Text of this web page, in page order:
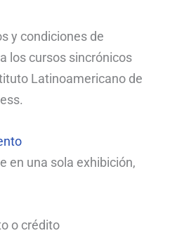
y condiciones de
los cursos sincrónicos
Latinoamericano de
en una sola exhibición,
o crédito